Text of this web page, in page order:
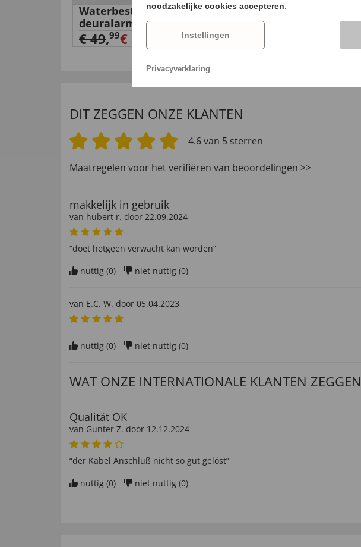
Waterbestendige
deuralarm
€ 49,99€ 39,
Mini-huidbevochtiger
€ 4
DIT ZEGGEN ONZE KLANTEN
4.6 van 5 sterren
Maatregelen voor het verifiëren van beoordelingen >>
makkelijk in gebruik
van hubert r. door 22.09.2024
“doet hetgeen verwacht kan worden”
nuttig (0) niet nuttig (0)
van E.C. W. door 05.04.2023
nuttig (0) niet nuttig (0)
WAT ONZE INTERNATIONALE KLANTEN ZEGGEN
Qualität OK
van Gunter Z. door 12.12.2024
“der Kabel Anschluß nicht so gut gelöst”
nuttig (0) niet nuttig (0)
noodzakelijke cookies accepteren
Instellingen
Privacyverklaring